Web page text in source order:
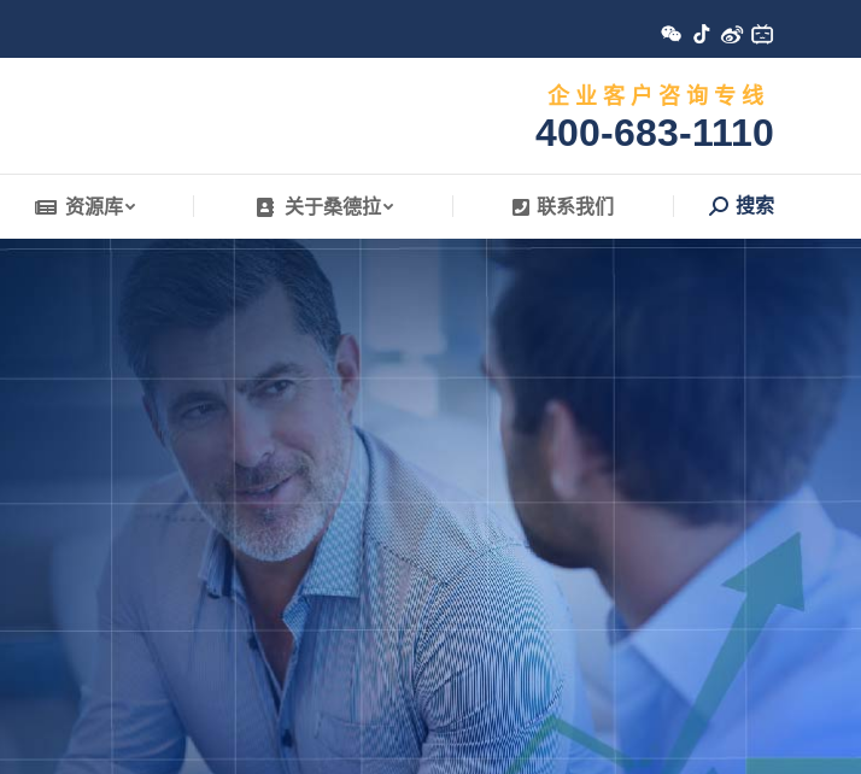
企 业 客 户 咨 询 专 线
400-683-1110
资源库 关于桑德拉 联系我们 Search:
搜索
Search:
搜索